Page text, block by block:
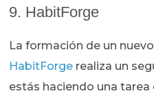
9. HabitForge
La formación de un
HabitForge realiza un
estás haciendo una tarea